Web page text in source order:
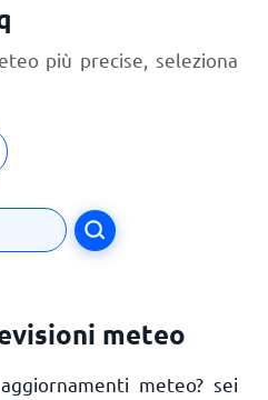
più precise, seleziona
meteo
meteo? sei